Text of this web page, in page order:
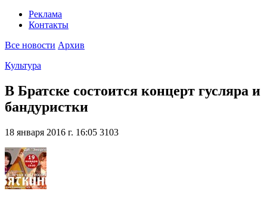
Реклама
Контакты
Все новости Архив
Культура
В Братске состоится концерт гусляра и
бандуристки
18 января 2016 г. 16:05 3103